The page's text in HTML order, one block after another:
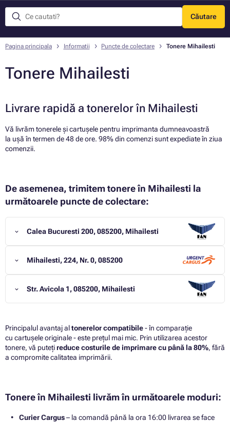
Căutare
Meniu
Pagina principala Informatii Puncte de colectare Tonere Mihailesti
Tonere Mihailesti
Livrare rapidă a tonerelor în Mihailesti
Vă livrăm tonerele și cartușele pentru imprimanta dumneavoastră
la ușă în termen de 48 de ore. 98% din comenzi sunt expediate în ziua
comenzii.
De asemenea, trimitem tonere în Mihailesti la
următoarele puncte de colectare:
Calea Bucuresti 200, 085200, Mihailesti
Mihailesti, 224, Nr. 0, 085200
Str. Avicola 1, 085200, Mihailesti
Principalul avantaj altonerelor compatibile- în comparație
cu cartușele originale - este prețul mai mic. Prin utilizarea acestor
tonere, vă putețireduce costurile de imprimare cu până la 80%, fără
a compromite calitatea imprimării.
Tonere în Mihailesti livrăm în următoarele moduri:
Curier Cargus– la comandă până la ora 16:00 livrarea se face